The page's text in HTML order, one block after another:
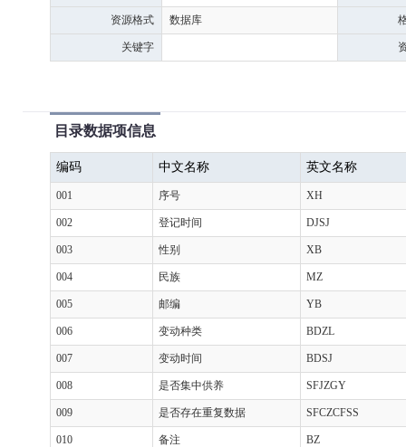
资源格式 数据库
关键字
目录数据项信息
编码 中文名称 英文名称
001 序号 XH
002 登记时间 DJSJ
003 性别 XB
004 民族 MZ
005 邮编 YB
006 变动种类 BDZL
007 变动时间 BDSJ
008 是否集中供养 SFJZGY
009 是否存在重复数据 SFCZCFSS
010 备注 BZ